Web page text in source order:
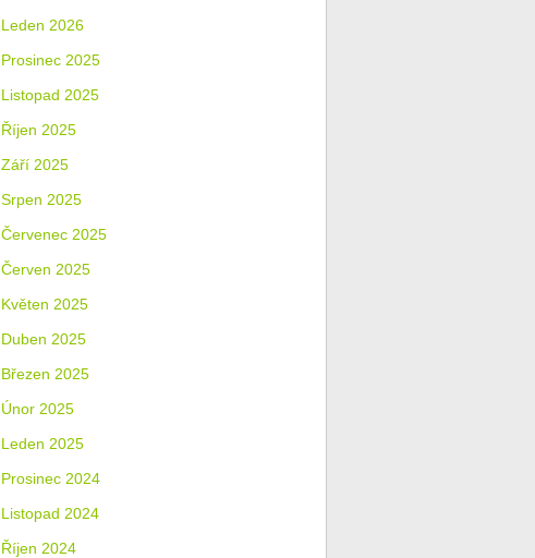
Leden 2026
Prosinec 2025
Listopad 2025
Říjen 2025
Září 2025
Srpen 2025
Červenec 2025
Červen 2025
Květen 2025
Duben 2025
Březen 2025
Únor 2025
Leden 2025
Prosinec 2024
Listopad 2024
Říjen 2024